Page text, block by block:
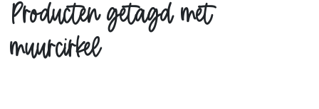
Producten getagd met
muurcirkel